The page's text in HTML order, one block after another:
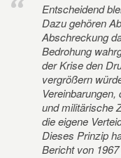
Entscheidend
Dazu gehören
Abschreckung
Bedrohung
der Krise den
vergrößern
und militärische
die eigene
Dieses Prinzip
Bericht von